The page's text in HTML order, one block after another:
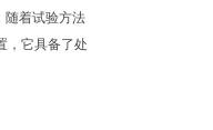
随着试验方法
，它具备了处